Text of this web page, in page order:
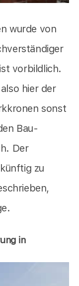
wurde von
vorbildlich.
hier der
sonst
Bau-
Der
zu
in